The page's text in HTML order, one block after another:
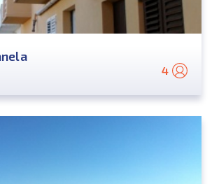
4